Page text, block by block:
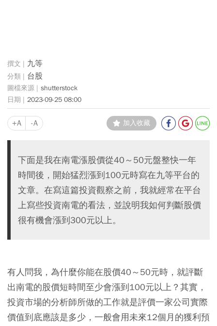
九等
台股
shutterstock
2023-09-25 08:00
+A -A 加入收藏
下面是我在南電漲股價從40～50元盤整快一年
時間後，開始猛烈漲到100元時寫在九等平台的
文章。在寫這篇投資觀察之前，我就經常在平台
上寫些投資南電的看法，並說明我如何判斷股價
很有機會漲到300元以上。
有人問我，為什麼你能在股價40～50元時，就評斷
出南電的股價短時間至少會漲到100元以上？其實，
投資市場的分析師所做的工作就是評價一家公司實際
價值到底應該是多少，一般會用未來12個月的獲利預